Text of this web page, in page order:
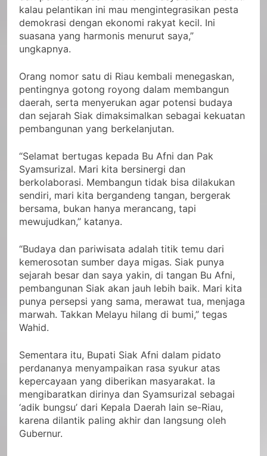
kalau pelantikan ini mau mengintegrasikan pesta
demokrasi dengan ekonomi rakyat kecil. Ini
suasana yang harmonis menurut saya,”
ungkapnya.
Orang nomor satu di Riau kembali menegaskan,
pentingnya gotong royong dalam membangun
daerah, serta menyerukan agar potensi budaya
dan sejarah Siak dimaksimalkan sebagai kekuatan
pembangunan yang berkelanjutan.
“Selamat bertugas kepada Bu Afni dan Pak
Syamsurizal. Mari kita bersinergi dan
berkolaborasi. Membangun tidak bisa dilakukan
sendiri, mari kita bergandeng tangan, bergerak
bersama, bukan hanya merancang, tapi
mewujudkan,” katanya.
“Budaya dan pariwisata adalah titik temu dari
kemerosotan sumber daya migas. Siak punya
sejarah besar dan saya yakin, di tangan Bu Afni,
pembangunan Siak akan jauh lebih baik. Mari kita
punya persepsi yang sama, merawat tua, menjaga
marwah. Takkan Melayu hilang di bumi,” tegas
Wahid.
Sementara itu, Bupati Siak Afni dalam pidato
perdananya menyampaikan rasa syukur atas
kepercayaan yang diberikan masyarakat. Ia
mengibaratkan dirinya dan Syamsurizal sebagai
‘adik bungsu’ dari Kepala Daerah lain se-Riau,
karena dilantik paling akhir dan langsung oleh
Gubernur.